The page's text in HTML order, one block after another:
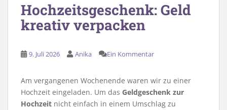
Hochzeitsgeschenk: Geld
kreativ verpacken
9. Juli 2026 Anika Ein Kommentar
Am vergangenen Wochenende waren wir zu einer
Hochzeit eingeladen. Um das Geldgeschenk zur
Hochzeit nicht einfach in einem Umschlag zu